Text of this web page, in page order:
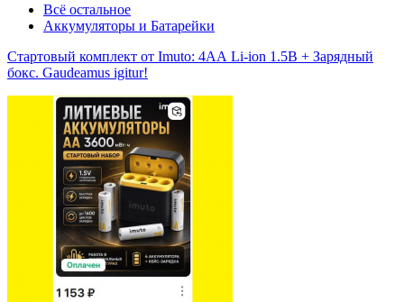
Всё остальное
Аккумуляторы и Батарейки
Стартовый комплект от Imuto: 4АА Li-ion 1.5В + Зарядный
бокс. Gaudeamus igitur!